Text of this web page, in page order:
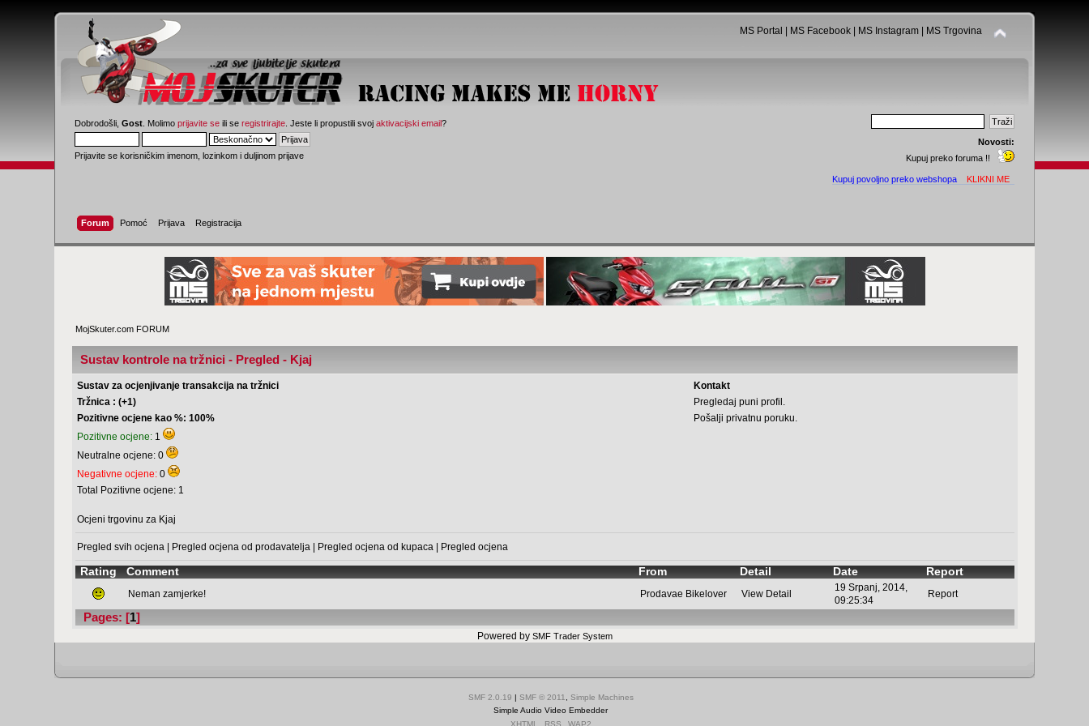
MS Portal MS Facebook| MS Instagram| MS Trgovina
Dobrodošli,Gost . Molimoprijavite se ili seregistrirajte . Jeste li propustili svojaktivacijski email?
Prijavite se korisničkim imenom, lozinkom i duljinom prijave
Novosti:
Kupuj preko foruma !!
Kupuj povoljno preko webshopa KLIKNI ME
Forum Pomoć Prijava Registracija
MojSkuter.com FORUM
Sustav kontrole na tržnici - Pregled - Kjaj
Sustav za ocjenjivanje transakcija na tržnici
Kontakt
Tržnica : (+1)
Pregledaj puni profil.
Pozitivne ocjene kao %: 100%
Pošalji privatnu poruku.
Pozitivne ocjene: 1
Neutralne ocjene: 0
Negativne ocjene: 0
Total Pozitivne ocjene: 1
Ocjeni trgovinu za Kjaj
Pregled svih ocjena | Pregled ocjena od prodavatelja | Pregled ocjena od kupaca | Pregled ocjena
Rating Comment From Detail Date Report
Neman zamjerke! Prodavae Bikelover View Detail
19 Srpanj, 2014,
09:25:34
Report
Pages: [1]
Powered by SMF Trader System
SMF 2.0.19 | SMF © 2011
Simple Machines
Simple Audio Video Embedder
XHTML
RSS WAP2